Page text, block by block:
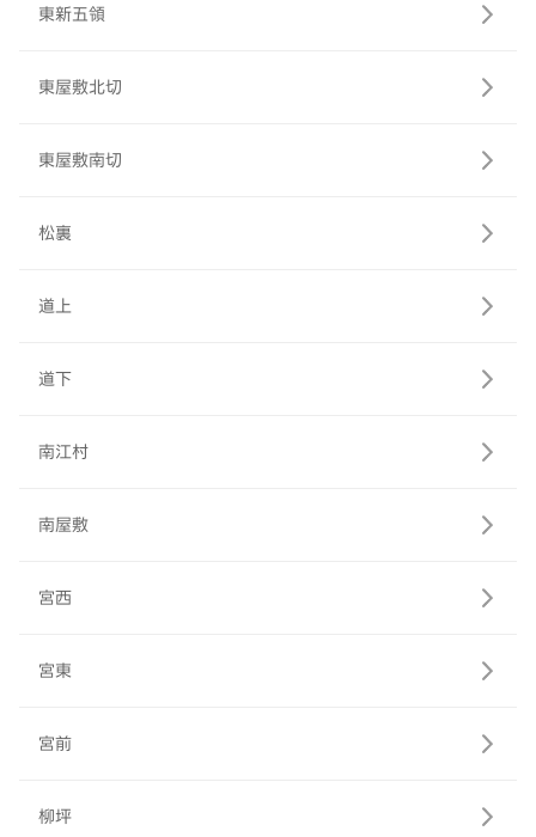
東新五領
東屋敷北切
東屋敷南切
松裏
道上
道下
南江村
南屋敷
宮西
宮東
宮前
柳坪